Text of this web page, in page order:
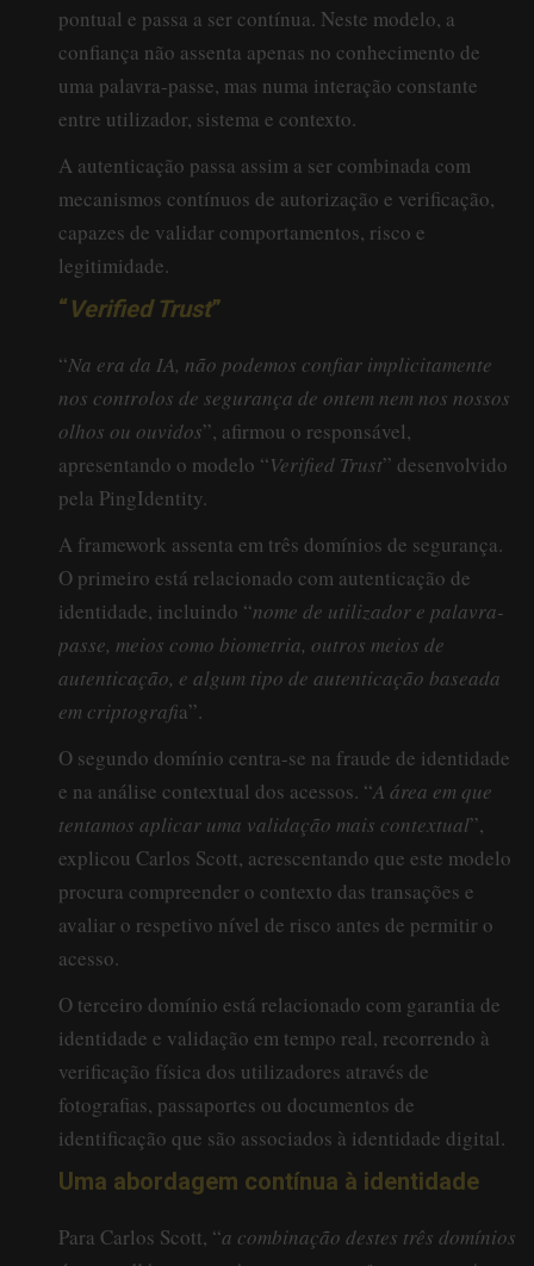
pontual e passa a ser contínua. Neste modelo, a
confiança não assenta apenas no conhecimento de
uma palavra-passe, mas numa interação constante
entre utilizador, sistema e contexto.
A autenticação passa assim a ser combinada com
mecanismos contínuos de autorização e verificação,
capazes de validar comportamentos, risco e
legitimidade.
“ Verified Trust”
“Na era da IA, não podemos confiar implicitamente
nos controlos de segurança de ontem nem nos nossos
olhos ou ouvidos”, afirmou o responsável,
apresentando o modelo “Verified Trust” desenvolvido
pela PingIdentity.
A framework assenta em três domínios de segurança.
O primeiro está relacionado com autenticação de
identidade, incluindo “nome de utilizador e palavra-
passe, meios como biometria, outros meios de
autenticação, e algum tipo de autenticação baseada
em criptografia”.
O segundo domínio centra-se na fraude de identidade
e na análise contextual dos acessos. “A área em que
tentamos aplicar uma validação mais contextual”,
explicou Carlos Scott, acrescentando que este modelo
procura compreender o contexto das transações e
avaliar o respetivo nível de risco antes de permitir o
acesso.
O terceiro domínio está relacionado com garantia de
identidade e validação em tempo real, recorrendo à
verificação física dos utilizadores através de
fotografias, passaportes ou documentos de
identificação que são associados à identidade digital.
Uma abordagem contínua à identidade
Para Carlos Scott, “a combinação destes três domínios